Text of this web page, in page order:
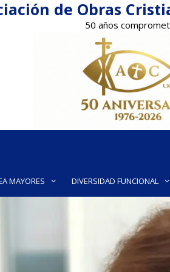
de Obras
50 años
MAYORES DIVERSIDAD FUNCIONAL